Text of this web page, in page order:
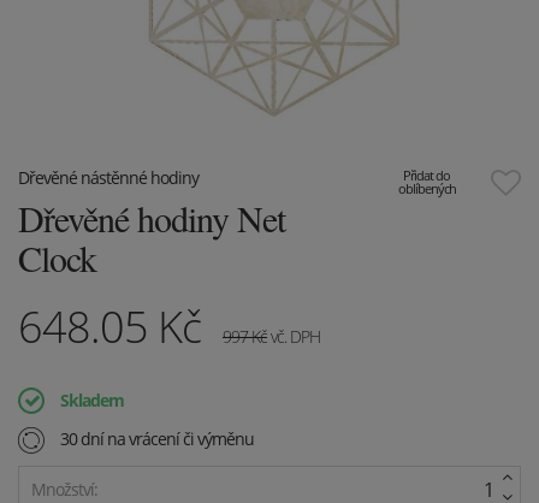
Přidat do
oblíbených
Dřevěné nástěnné hodiny
Dřevěné hodiny Net
Clock
648.05 Kč 997Kčvč. DPH
Skladem
30 dní na vrácení či výměnu
Množství: